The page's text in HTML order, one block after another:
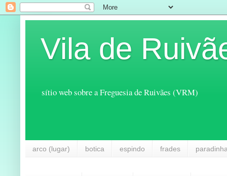
Vila de
sítio web sobre a Freguesia de Ruivães (VRM)
arco (lugar) botica espindo frades